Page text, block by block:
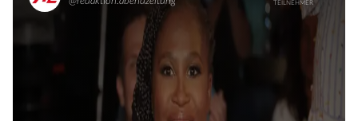
Überspringen